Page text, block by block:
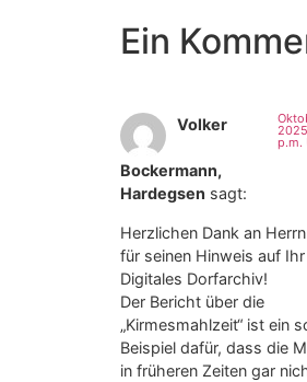
Ein
Volker
Bockermann,
Hardegsen sagt:
p.m.
Herzlichen Dank an
für seinen Hinweis auf Ihr
Digitales Dorfarchiv!
Der Bericht über die
„Kirmesmahlzeit“ ist ein
Beispiel dafür, dass die
in früheren Zeiten gar